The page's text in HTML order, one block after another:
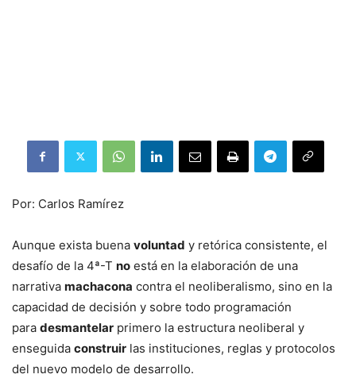
Por: Carlos Ramírez
Aunque exista buena voluntad y retórica consistente, el
desafío de la 4ª-T no está en la elaboración de una
narrativa machacona contra el neoliberalismo, sino en la
capacidad de decisión y sobre todo programación
para desmantelar primero la estructura neoliberal y
enseguida construir las instituciones, reglas y protocolos
del nuevo modelo de desarrollo.